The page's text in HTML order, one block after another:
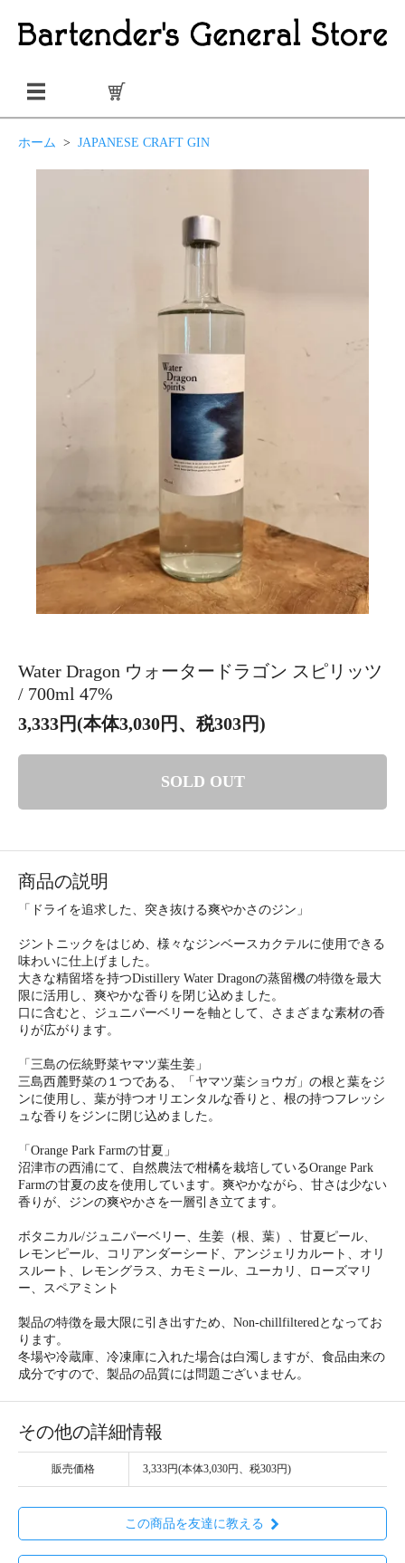
ホーム > JAPANESE CRAFT GIN
Water Dragon ウォータードラゴン スピリッツ
/ 700ml 47%
3,333円(本体3,030円、税303円)
SOLD OUT
商品の説明
「ドライを追求した、突き抜ける爽やかさのジン」
ジントニックをはじめ、様々なジンベースカクテルに使用できる
味わいに仕上げました。
大きな精留塔を持つDistillery Water Dragonの蒸留機の特徴を最大
限に活用し、爽やかな香りを閉じ込めました。
口に含むと、ジュニパーベリーを軸として、さまざまな素材の香
りが広がります。
「三島の伝統野菜ヤマツ葉生姜」
三島西麓野菜の１つである、「ヤマツ葉ショウガ」の根と葉をジ
ンに使用し、葉が持つオリエンタルな香りと、根の持つフレッシ
ュな香りをジンに閉じ込めました。
「Orange Park Farmの甘夏」
沼津市の西浦にて、自然農法で柑橘を栽培しているOrange Park
Farmの甘夏の皮を使用しています。爽やかながら、甘さは少ない
香りが、ジンの爽やかさを一層引き立てます。
ボタニカル/ジュニパーベリー、生姜（根、葉）、甘夏ピール、
レモンピール、コリアンダーシード、アンジェリカルート、オリ
スルート、レモングラス、カモミール、ユーカリ、ローズマリ
ー、スペアミント
製品の特徴を最大限に引き出すため、Non-chillfilteredとなってお
ります。
冬場や冷蔵庫、冷凍庫に入れた場合は白濁しますが、食品由来の
成分ですので、製品の品質には問題ございません。
その他の詳細情報
販売価格 3,333円(本体3,030円、税303円)
この商品を友達に教える